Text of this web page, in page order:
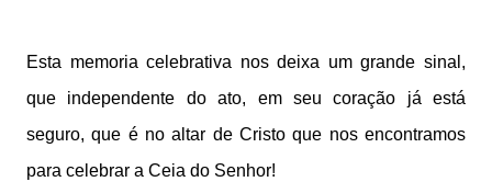
Esta memoria celebrativa nos deixa um grande sinal,
que independente do ato, em seu coração já está
seguro, que é no altar de Cristo que nos encontramos
para celebrar a Ceia do Senhor!